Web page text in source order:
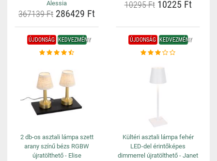
Alessia
367139 Ft 286429 Ft
10295 Ft10225 Ft
ÚJDONSÁG KEDVEZMÉNY
2 db-os asztali lámpa szett
arany színű bézs RGBW
újratölthető - Elise
ÚJDONSÁG KEDVEZMÉNY
Kültéri asztali lámpa fehér
LED-del érintőképes
dimmerrel újratölthető - Janet